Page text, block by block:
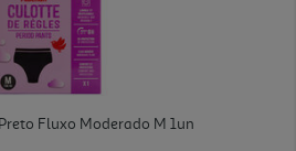
Fluxo Moderado M 1un